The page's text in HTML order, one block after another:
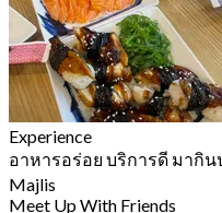
Experience
อาหารอร่อย บริการดี มากิน
Majlis
Meet Up With Friends